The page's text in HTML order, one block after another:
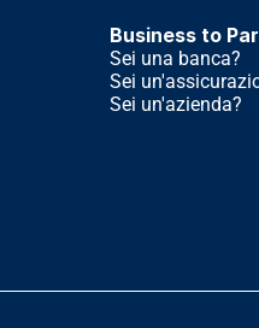
Business to
Sei una banca?
Sei
Sei un'azienda?